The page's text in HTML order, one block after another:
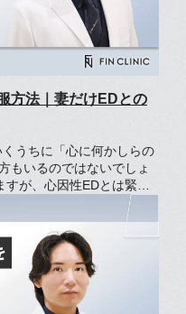
方法｜妻だけEDとの
うちに「心に何かしらの
もいるのではないでしょ
します。 その一種
トナーにのみ症状があらわ
事では、心
EDと妻だけEDの違いを
用してみてください。